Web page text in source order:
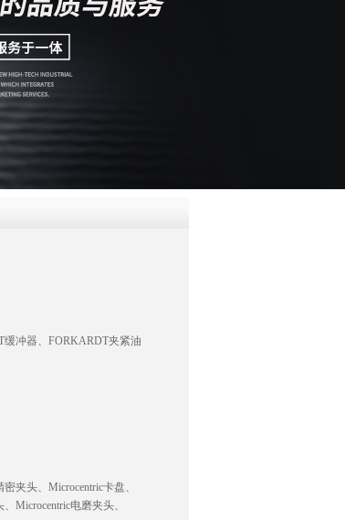
冲器、FORKARDT夹紧油
夹头、Microcentric卡盘、
Microcentric电磨夹头、